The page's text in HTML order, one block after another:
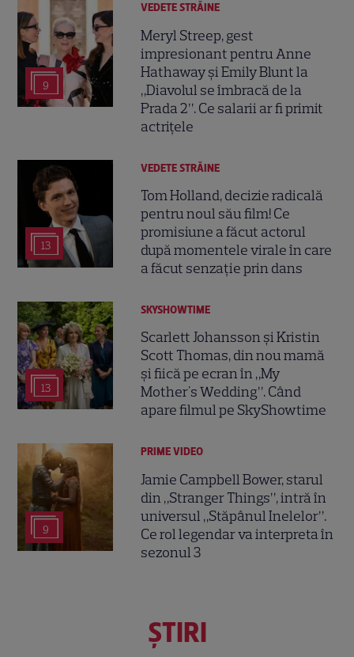
9
VEDETE STRĂINE
Meryl Streep, gest
impresionant pentru Anne
Hathaway și Emily Blunt la
„Diavolul se îmbracă de la
Prada 2”. Ce salarii ar fi primit
actrițele
13
VEDETE STRĂINE
Tom Holland, decizie radicală
pentru noul său film! Ce
promisiune a făcut actorul
după momentele virale în care
a făcut senzație prin dans
13
SKYSHOWTIME
Scarlett Johansson și Kristin
Scott Thomas, din nou mamă
și fiică pe ecran în „My
Mother's Wedding”. Când
apare filmul pe SkyShowtime
9
PRIME VIDEO
Jamie Campbell Bower, starul
din „Stranger Things”, intră în
universul „Stăpânul Inelelor”.
Ce rol legendar va interpreta în
sezonul 3
ŞTIRI